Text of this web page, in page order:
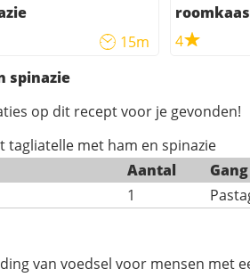
15m
4
spinazie
op dit recept voor je gevonden!
tagliatelle met ham en spinazie
Aantal
Gang
1
van voedsel voor mensen met